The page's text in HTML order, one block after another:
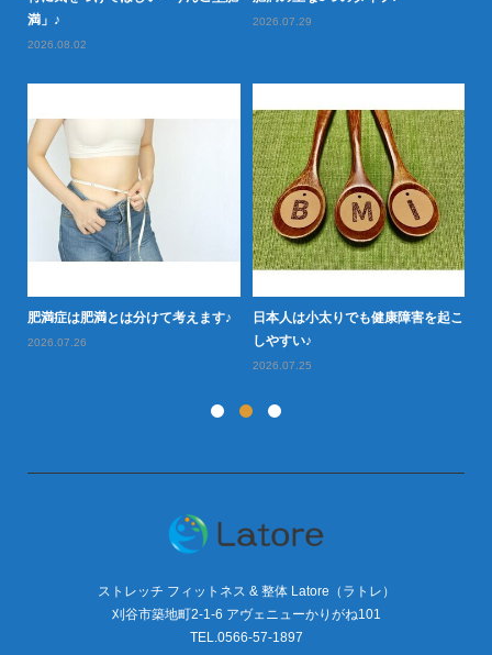
満」♪
2026.08.02
2026.07.29
肥満症は肥満とは分けて考えます♪
2026.07.26
日本人は小太りでも健康障害を起こ
しやすい♪
2026.07.25
ストレッチ フィットネス & 整体 Latore（ラトレ）
刈谷市築地町2-1-6 アヴェニューかりがね101
TEL.0566-57-1897